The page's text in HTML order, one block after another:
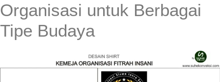
Organisasi untuk Berbagai
Tipe Budaya